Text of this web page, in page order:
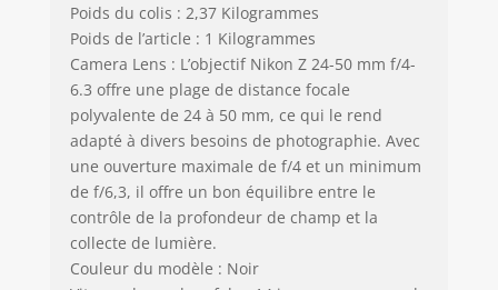
Poids du colis : 2,37 Kilogrammes
Poids de l’article : 1 Kilogrammes
Camera Lens : L’objectif Nikon Z 24-50 mm f/4-
6.3 offre une plage de distance focale
polyvalente de 24 à 50 mm, ce qui le rend
adapté à divers besoins de photographie. Avec
une ouverture maximale de f/4 et un minimum
de f/6,3, il offre un bon équilibre entre le
contrôle de la profondeur de champ et la
collecte de lumière.
Couleur du modèle : Noir